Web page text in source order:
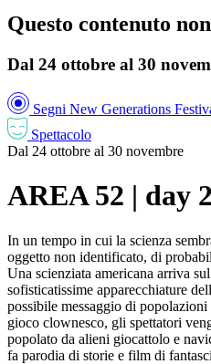
Questo contenuto
Dal 24 ottobre al 30
Segni New Generations
Spettacolo
Dal 24 ottobre al 30 novembre
AREA 52 | day 2
In un tempo in cui la scienza
oggetto non identificato, di
Una scienziata americana arriva
sofisticatissime apparecchiature
possibile messaggio di
gioco clownesco, gli spettatori
popolato da alieni giocattolo e
fa parodia di storie e film di